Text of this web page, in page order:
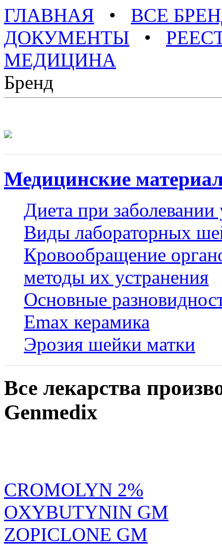
ГЛАВНАЯ • ВСЕ
ДОКУМЕНТЫ •
МЕДИЦИНА
Бренд
Медицинские
Диета при
Виды лабораторных
Кровообращение
методы их устранения
Основные
Emax керамика
Эрозия шейки матки
Все лекарства
Genmedix
CROMOLYN 2%
OXYBUTYNIN GM
ZOPICLONE GM